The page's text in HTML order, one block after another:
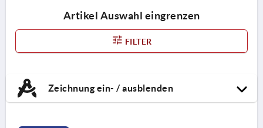
Artikel Auswahl eingrenzen
FILTER
Zeichnung ein- / ausblenden